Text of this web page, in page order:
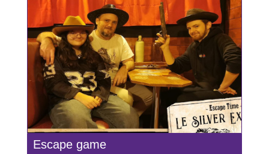
Escape game